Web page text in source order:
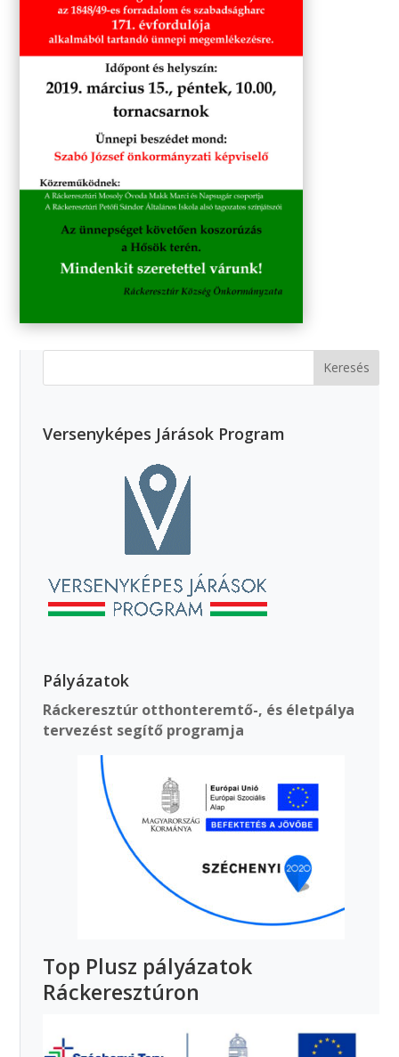
Versenyképes Járások Program
Pályázatok
Ráckeresztúr otthonteremtő-, és életpálya
tervezést segítő programja
Top Plusz pályázatok
Ráckeresztúron